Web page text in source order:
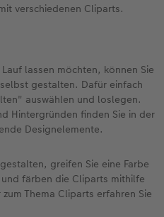
verschiedenen Cliparts.
lassen möchten, können Sie
gestalten. Dafür einfach
auswählen und loslegen.
Hintergründen finden Sie in der
Designelemente.
greifen Sie eine Farbe
färben die Cliparts mithilfe
Thema Cliparts erfahren Sie